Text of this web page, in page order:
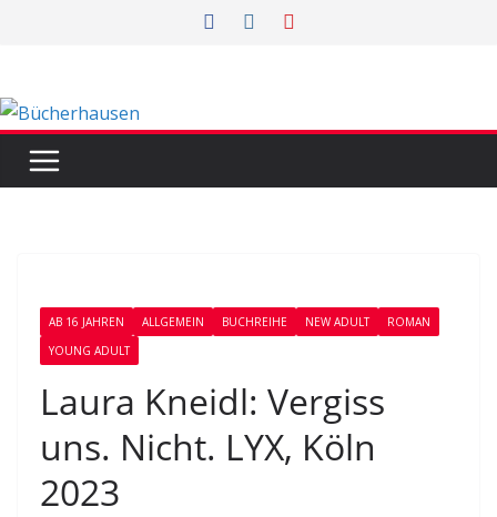
AB 16 JAHREN ALLGEMEIN BUCHREIHE NEW ADULT
ROMAN
YOUNG ADULT
Laura Kneidl: Vergiss
uns. Nicht. LYX, Köln
2023